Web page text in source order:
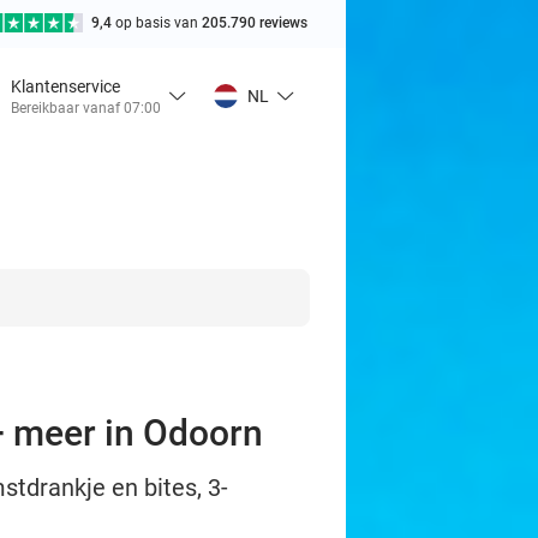
9,4 op basis van 205.790 reviews
Klantenservice
Bereikbaar vanaf 07:00
NL
in Odoorn
en bites, 3-